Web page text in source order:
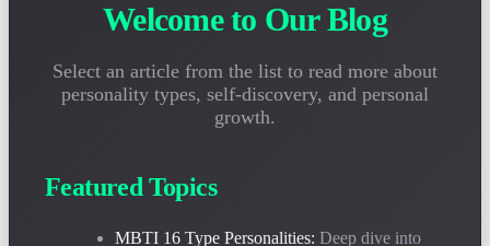
MBTIとSBTIの結果を正しく理解し、一般的な誤解を避け、性格
分析を真に活用する方法を教えます。
性格テストは科学的ですか？MBTIとSBTIの心理学的基
性格テストは信頼できますか？この記事は、ユング心理学、行動
科学、妥当性データの3つの側面からMBTIとSBTIの科学的基礎
Welcome to Our Blog
Select an article from the list to read more about
personality types, self-discovery, and personal
growth.
Featured Topics
MBTI 16 Type Personalities: Deep dive into